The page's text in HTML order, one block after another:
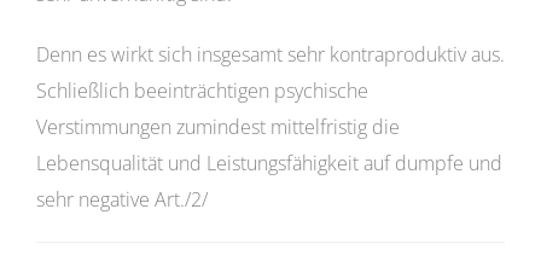
Denn es wirkt sich insgesamt sehr kontraproduktiv aus.
Schließlich beeinträchtigen psychische
Verstimmungen zumindest mittelfristig die
Lebensqualität und Leistungsfähigkeit auf dumpfe und
sehr negative Art./2/